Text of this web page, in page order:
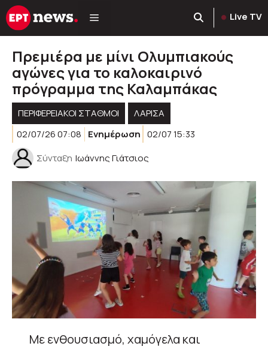
Μετάβαση
σε
Live TV
Πρεμιέρα με μίνι Ολυμπιακούς
αγώνες για το καλοκαιρινό
πρόγραμμα της Καλαμπάκας
ΠΕΡΙΦΕΡΕΙΑΚΟΊ ΣΤΑΘΜΟΊ
ΛΑΡΙΣΑ
02/07/26 07:08
Ενημέρωση 02/07 15:33
Σύνταξη Ιωάννης Γιάτσιος
Με ενθουσιασμό, χαμόγελα και